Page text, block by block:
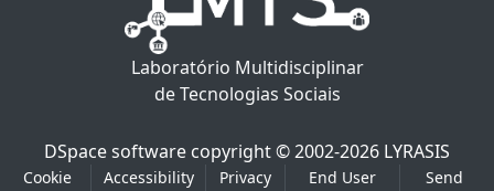
Laboratório Multidisciplinar
de Tecnologias Sociais
DSpace software copyright © 2002-2026 LYRASIS
Cookie
Accessibility
Privacy
End User
Send